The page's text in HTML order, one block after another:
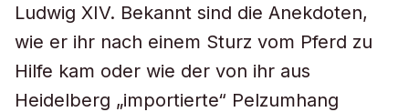
Ludwig XIV. Bekannt sind die Anekdoten,
wie er ihr nach einem Sturz vom Pferd zu
Hilfe kam oder wie der von ihr aus
Heidelberg „importierte“ Pelzumhang